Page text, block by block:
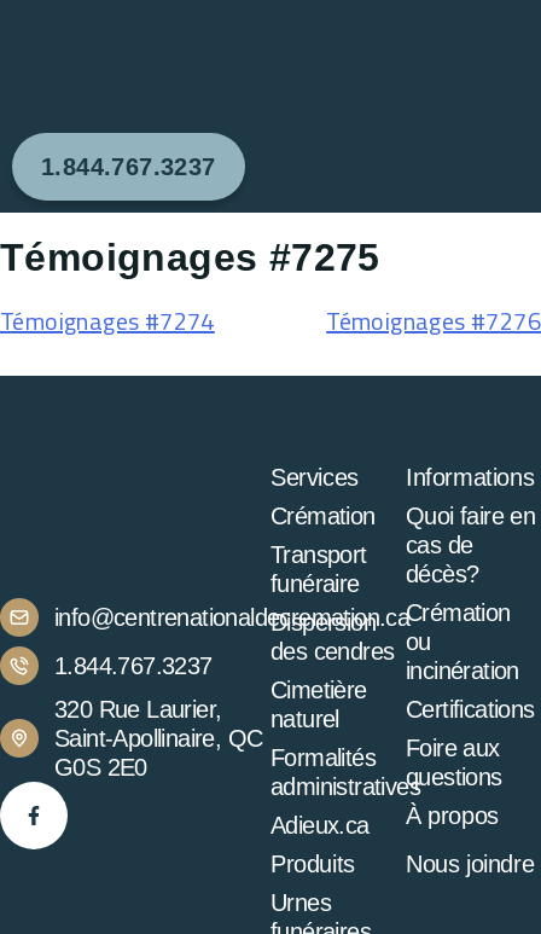
1.844.767.3237
Témoignages #7275
Témoignages #7274 Témoignages #7276
info@centrenationaldecremation.ca
1.844.767.3237
320 Rue Laurier,
Saint-Apollinaire, QC
G0S 2E0
Services
Crémation
Transport
funéraire
Dispersion
des cendres
Cimetière
naturel
Formalités
administratives
Adieux.ca
Produits
Urnes
Informations
Quoi faire en
cas de
décès?
Crémation
ou
incinération
Certifications
Foire aux
questions
À propos
Nous joindre